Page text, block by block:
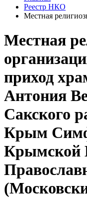
Реестр НКО
Местная
Местная
приход
Антония
Сакского
Крым
Крымской